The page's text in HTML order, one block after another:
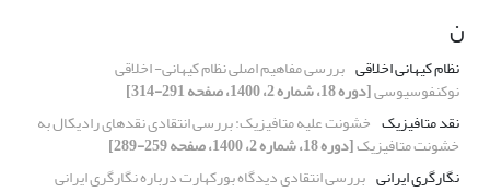
ن
نظام کیهانی اخلاقی بررسی مفاهیم اصلی نظام کیهانی- اخلاقی
نوکنفوسیوسی[دوره 18، شماره 2، 1400، صفحه 291-314]
نقد متافیزیک خشونت علیه متافیزیک: بررسی انتقادی نقدهای رادیکال به
خشونت متافیزیک[دوره 18، شماره 2، 1400، صفحه 259-289]
نگارگری ایرانی بررسی انتقادی دیدگاه بورکهارت درباره نگارگری ایرانی